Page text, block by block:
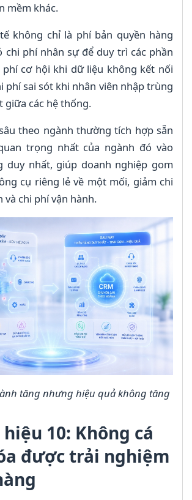
mềm khác.
không chỉ là phí bản quyền hàng
chi phí nhân sự để duy trì các phần
phí cơ hội khi dữ liệu không kết nối
phí sai sót khi nhân viên nhập trùng
giữa các hệ thống.
theo ngành thường tích hợp sẵn
trọng nhất của ngành đó vào
duy nhất, giúp doanh nghiệp gom
cụ riêng lẻ về một mối, giảm chi
và chi phí vận hành.
tăng nhưng hiệu quả không tăng
hiệu 10: Không cá
được trải nghiệm